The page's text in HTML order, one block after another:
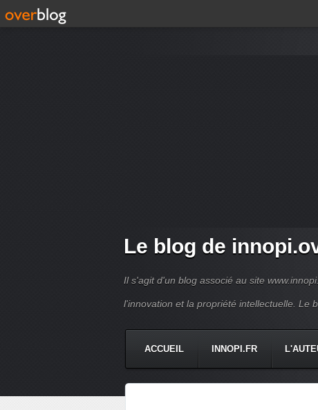
Le blog de
Il s'agit d'un blog associé au site
l'innovation et la propriété intellectuelle. Le
ACCUEIL INNOPI.FR